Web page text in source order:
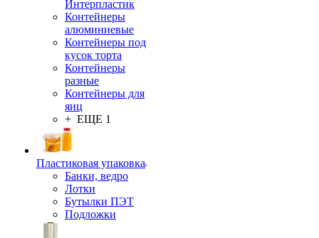
Интерпластик
Контейнеры
алюминиевые
Контейнеры под
кусок торта
Контейнеры
разные
Контейнеры для
яиц
+ ЕЩЕ 1
Пластиковая упаковка
Банки, ведро
Лотки
Бутылки ПЭТ
Подложки